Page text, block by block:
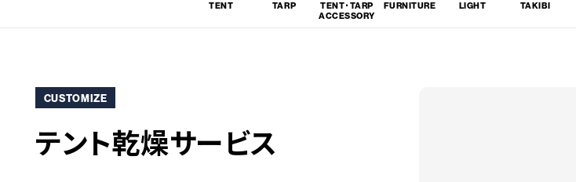
TENT TARP
TENT･TARP
ACCESSORY
FURNITURE LIGHT TAKIBI
# SOLO
CUSTOMIZE
テント乾燥サービス